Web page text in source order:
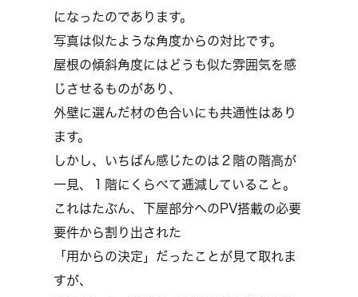
になったのであります。
写真は似たような角度からの対比です。
屋根の傾斜角度にはどうも似た雰囲気を感
じさせるものがあり、
外壁に選んだ材の色合いにも共通性はあり
ます。
しかし、いちばん感じたのは２階の階高が
一見、１階にくらべて逓減していること。
これはたぶん、下屋部分へのPV搭載の必要
要件から割り出された
「用からの決定」だったことが見て取れま
すが、